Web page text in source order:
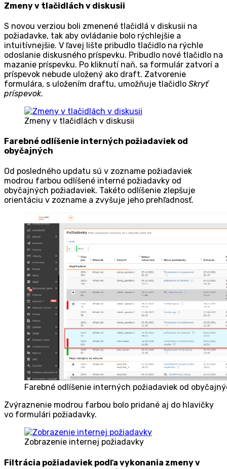
Zmeny v tlačidlách v diskusii
S novou verziou boli zmenené tlačidlá v diskusii na
požiadavke, tak aby ovládanie bolo rýchlejšie a
intuitívnejšie. V ľavej lište pribudlo tlačidlo na rýchle
odoslanie diskusného príspevku. Pribudlo nové tlačidlo na
mazanie príspevku. Po kliknutí naň, sa formulár zatvorí a
príspevok nebude uložený ako draft. Zatvorenie
formulára, s uložením draftu, umožňuje tlačidlo Skryť
príspevok.
Zmeny v tlačidlách v diskusii
Farebné odlíšenie interných požiadaviek od
obyčajných
Od posledného updatu sú v zozname požiadaviek
modrou farbou odlíšené interné požiadavky od
obyčajných požiadaviek. Takéto odlíšenie zlepšuje
orientáciu v zozname a zvyšuje jeho prehľadnosť.
Farebné odlíšenie interných požiadaviek od
Zvýraznenie modrou farbou bolo pridané aj do hlavičky
vo formulári požiadavky.
Zobrazenie internej požiadavky
Filtrácia požiadaviek podľa vykonania zmeny v